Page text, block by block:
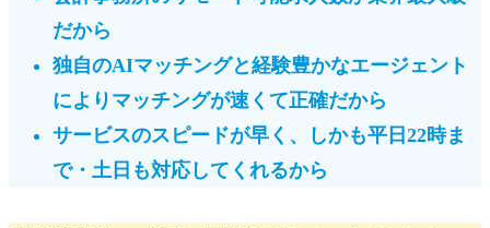
だから
独自のAIマッチングと経験豊かなエージェント
により マッチングが速くて正確だから
サービスのスピードが早く、しかも平日22時ま
で・土日も対応してくれるから